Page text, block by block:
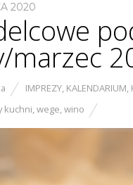
2020
marzec
IMPREZY, KALENDARIUM,
kuchni,wege,wino